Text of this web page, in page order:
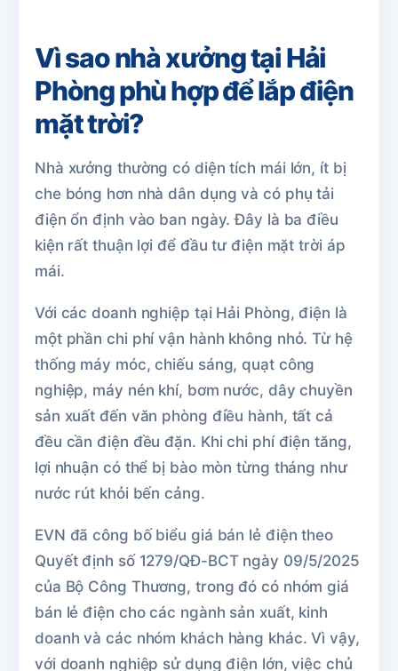
Vì sao nhà xưởng tại Hải
Phòng phù hợp để lắp điện
mặt trời?
Nhà xưởng thường có diện tích mái lớn, ít bị
che bóng hơn nhà dân dụng và có phụ tải
điện ổn định vào ban ngày. Đây là ba điều
kiện rất thuận lợi để đầu tư điện mặt trời áp
mái.
Với các doanh nghiệp tại Hải Phòng, điện là
một phần chi phí vận hành không nhỏ. Từ hệ
thống máy móc, chiếu sáng, quạt công
nghiệp, máy nén khí, bơm nước, dây chuyền
sản xuất đến văn phòng điều hành, tất cả
đều cần điện đều đặn. Khi chi phí điện tăng,
lợi nhuận có thể bị bào mòn từng tháng như
nước rút khỏi bến cảng.
EVN đã công bố biểu giá bán lẻ điện theo
Quyết định số 1279/QĐ-BCT ngày 09/5/2025
của Bộ Công Thương, trong đó có nhóm giá
bán lẻ điện cho các ngành sản xuất, kinh
doanh và các nhóm khách hàng khác. Vì vậy,
với doanh nghiệp sử dụng điện lớn, việc chủ